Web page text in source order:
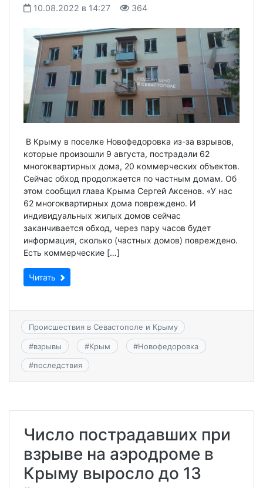
10.08.2022 в 14:27 364
В Крыму в поселке Новофедоровка из-за взрывов,
которые произошли 9 августа, пострадали 62
многоквартирных дома, 20 коммерческих объектов.
Сейчас обход продолжается по частным домам. Об
этом сообщил глава Крыма Сергей Аксенов. «У нас
62 многоквартирных дома повреждено. И
индивидуальных жилых домов сейчас
заканчивается обход, через пару часов будет
информация, сколько (частных домов) повреждено.
Есть коммерческие […]
Читать
Происшествия в Севастополе и Крыму
#взрывы #Крым #Новофедоровка
#последствия
Число пострадавших при
взрыве на аэродроме в
Крыму выросло до 13